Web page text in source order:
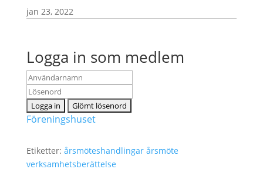
jan 23, 2022
Logga in som medlem
Föreningshuset
Etiketter: årsmöteshandlingar årsmöte
verksamhetsberättelse